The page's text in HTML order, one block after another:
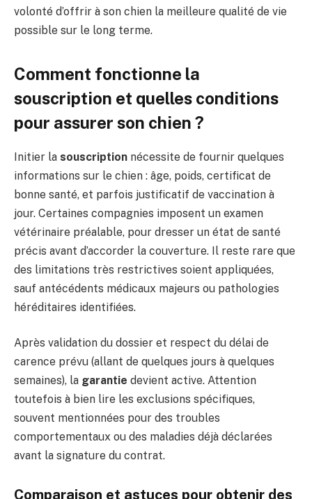
volonté d’offrir à son chien la meilleure qualité de vie
possible sur le long terme.
Comment fonctionne la
souscription et quelles conditions
pour assurer son chien ?
Initier la souscription nécessite de fournir quelques
informations sur le chien : âge, poids, certificat de
bonne santé, et parfois justificatif de vaccination à
jour. Certaines compagnies imposent un examen
vétérinaire préalable, pour dresser un état de santé
précis avant d’accorder la couverture. Il reste rare que
des limitations très restrictives soient appliquées,
sauf antécédents médicaux majeurs ou pathologies
héréditaires identifiées.
Après validation du dossier et respect du délai de
carence prévu (allant de quelques jours à quelques
semaines), la garantie devient active. Attention
toutefois à bien lire les exclusions spécifiques,
souvent mentionnées pour des troubles
comportementaux ou des maladies déjà déclarées
avant la signature du contrat.
Comparaison et astuces pour obtenir des